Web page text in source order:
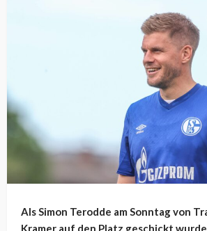
Als Simon Terodde am Sonntag von
Kramer auf den Platz geschickt